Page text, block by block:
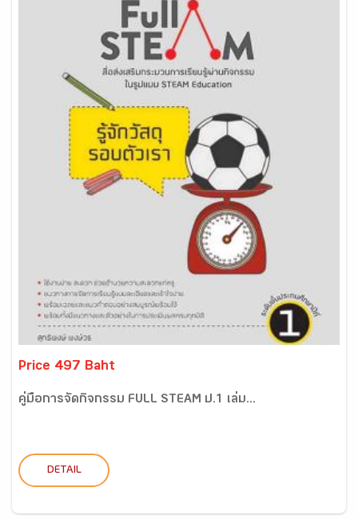
Price 497 Baht
คู่มือการจัดกิจกรรม FULL STEAM ป.1 เล่ม...
DETAIL